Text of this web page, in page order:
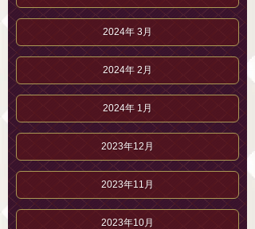
2024年 3月
2024年 2月
2024年 1月
2023年12月
2023年11月
2023年10月